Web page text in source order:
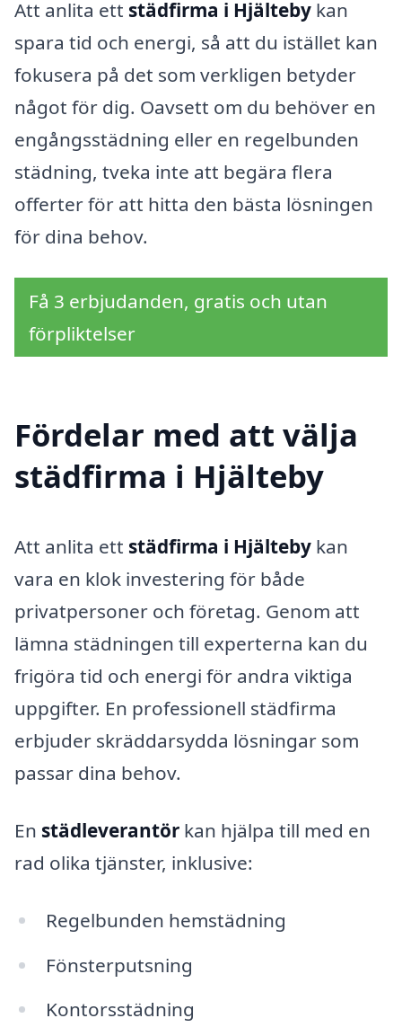
Att anlita ett städfirma i Hjälteby kan
spara tid och energi, så att du istället kan
fokusera på det som verkligen betyder
något för dig. Oavsett om du behöver en
engångsstädning eller en regelbunden
städning, tveka inte att begära flera
offerter för att hitta den bästa lösningen
för dina behov.
Få 3 erbjudanden, gratis och utan
förpliktelser
Fördelar med att välja
städfirma i Hjälteby
Att anlita ett städfirma i Hjälteby kan
vara en klok investering för både
privatpersoner och företag. Genom att
lämna städningen till experterna kan du
frigöra tid och energi för andra viktiga
uppgifter. En professionell städfirma
erbjuder skräddarsydda lösningar som
passar dina behov.
En städleverantör kan hjälpa till med en
rad olika tjänster, inklusive:
Regelbunden hemstädning
Fönsterputsning
Kontorsstädning